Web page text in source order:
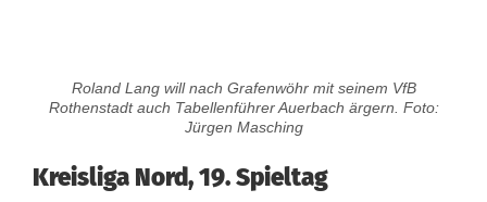
i
Roland Lang will nach Grafenwöhr mit seinem VfB
Rothenstadt auch Tabellenführer Auerbach ärgern. Foto:
Jürgen Masching
Kreisliga Nord, 19. Spieltag